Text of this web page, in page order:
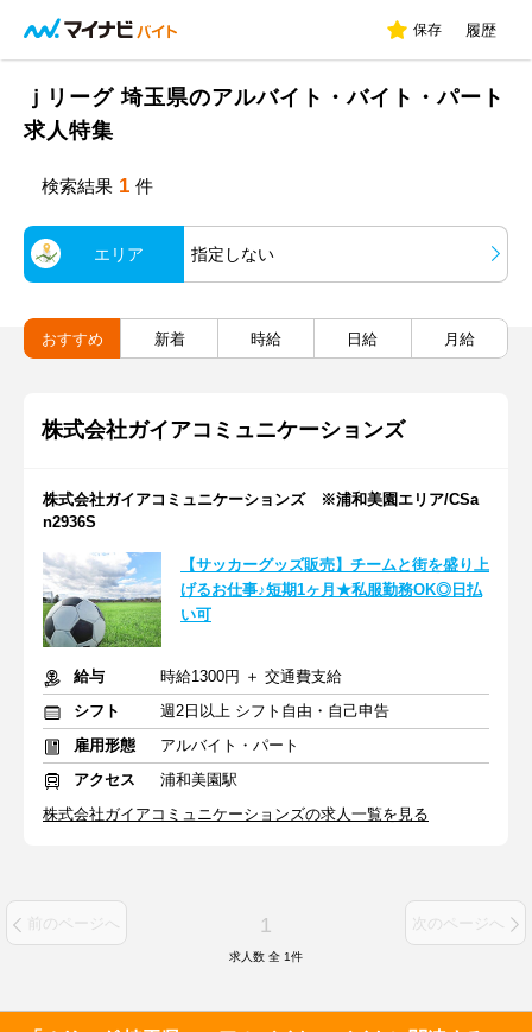
保存 履歴
ｊリーグ 埼玉県のアルバイト・バイト・パート
求人特集
検索結果 1 件
エリア 指定しない
おすすめ 新着 時給 日給 月給
株式会社ガイアコミュニケーションズ
株式会社ガイアコミュニケーションズ ※浦和美園エリア/CSa
n2936S
【サッカーグッズ販売】チームと街を盛り上
げるお仕事♪短期1ヶ月★私服勤務OK◎日払
い可
給与
時給1300円 ＋ 交通費支給
シフト
週2日以上 シフト自由・自己申告
雇用形態
アルバイト・パート
アクセス
浦和美園駅
株式会社ガイアコミュニケーションズの求人一覧を見る
前のページへ 1 次のページへ
求人数 全 1件